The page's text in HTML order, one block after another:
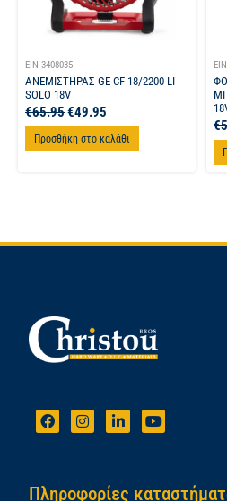
EIN-3408035
ΑΝΕΜΙΣΤΗΡΑΣ GE-CF 18/2200 LI-
SOLO 18V
€65.95€49.95
Προσθήκη στο καλάθι
€
Πληροφορίες